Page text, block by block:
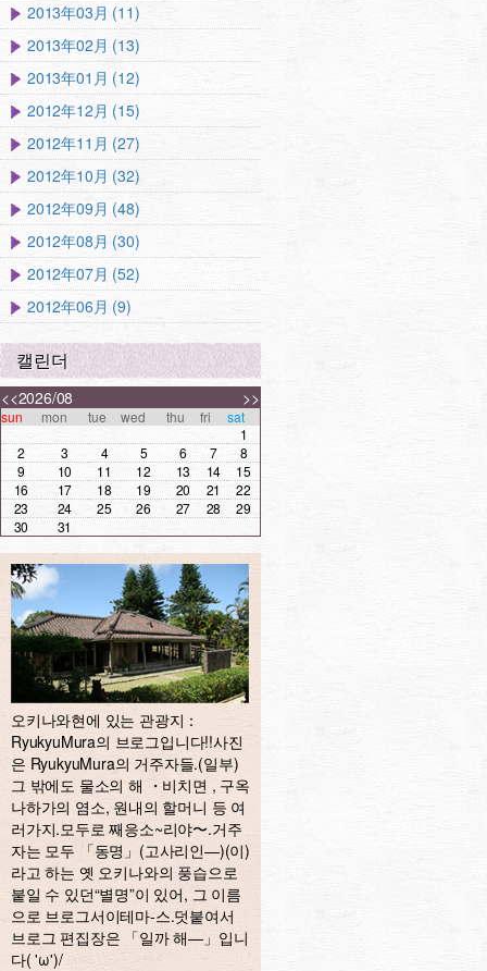
2013年03月 (11)
2013年02月 (13)
2013年01月 (12)
2012年12月 (15)
2012年11月 (27)
2012年10月 (32)
2012年09月 (48)
2012年08月 (30)
2012年07月 (52)
2012年06月 (9)
캘린더
<< >>
2026/08
sun mon tue wed thu fri
sat
1
2
3 4 5 6 7
8
9
10 11 12 13 14
15
16
17 18 19 20 21
22
23
24 25 26 27 28
29
30
31
오키나와현에 있는 관광지：
RyukyuMura의 브로그입니다!!사진
은 RyukyuMura의 거주자들.(일부)
그 밖에도 물소의 해 ・비치면 , 구옥
나하가의 염소, 원내의 할머니 등 여
러가지.모두로 째응소~리야〜.거주
자는 모두 「동명」(고사리인—)(이)
라고 하는 옛 오키나와의 풍습으로
붙일 수 있던“별명”이 있어, 그 이름
으로 브로그서이테마-스.덧붙여서
브로그 편집장은 「일까 해—」입니
다( 'ω')/